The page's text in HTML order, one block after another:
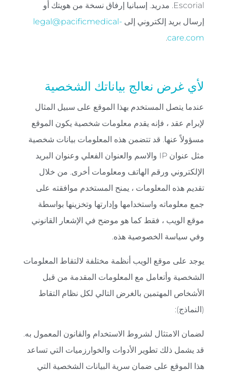
Escorial. مدريد. إسبانيا إرفاق نسخة من هويتك أو
إرسال بريد إلكتروني إلى legal@pacificmedical-
care.com
.
لأي غرض نعالج بياناتك الشخصية
عندما يتصل المستخدم بهذا الموقع على سبيل المثال
لإبرام عقد ، فإنه يقدم معلومات شخصية يكون الموقع
مسؤولاً عنها. قد تتضمن هذه المعلومات بيانات شخصية
مثل عنوان IP والاسم والعنوان الفعلي وعنوان البريد
الإلكتروني ورقم الهاتف ومعلومات أخرى. من خلال
تقديم هذه المعلومات ، يمنح المستخدم موافقته على
جمع معلوماته واستخدامها وإدارتها وتخزينها بواسطة
موقع الويب ، فقط كما هو موضح في الإشعار القانوني
وفي سياسة الخصوصية هذه.
يوجد على موقع الويب أنظمة مختلفة لالتقاط المعلومات
الشخصية وأتعامل مع المعلومات المقدمة من قبل
الأشخاص المهتمين بالغرض التالي لكل نظام التقاط
(النماذج):
لضمان الامتثال لشروط الاستخدام والقانون المعمول به.
قد يشمل ذلك تطوير الأدوات والخوارزميات التي تساعد
هذا الموقع على ضمان سرية البيانات الشخصية التي